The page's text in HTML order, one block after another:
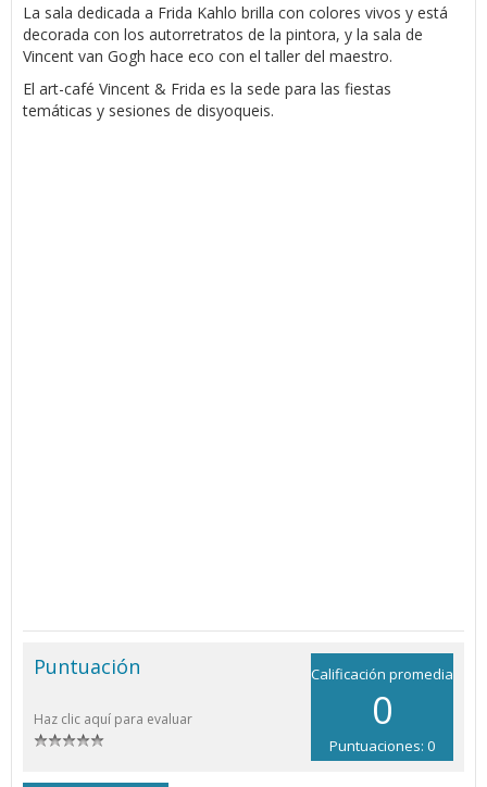
La sala dedicada a Frida Kahlo brilla con colores vivos y está
decorada con los autorretratos de la pintora, y la sala de
Vincent van Gogh hace eco con el taller del maestro.
El art-café Vincent & Frida es la sede para las fiestas
temáticas y sesiones de disyoqueis.
Calificación promedia
0
Puntuaciones: 0
Puntuación
Haz clic aquí para evaluar